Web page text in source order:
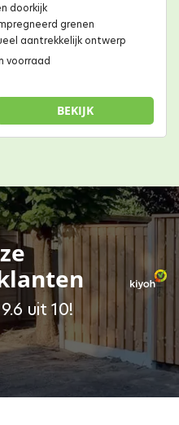
voorraad
doorkijk
grenen
aantrekkelijk ontwerp
BEKIJK
uit 10!